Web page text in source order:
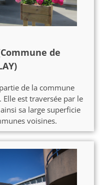
de
de la commune
Elle est traversée par le
sa large superficie
voisines.